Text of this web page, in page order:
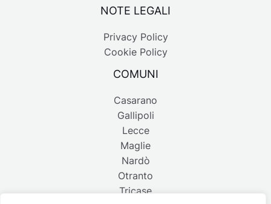
NOTE LEGALI
Privacy Policy
Cookie Policy
COMUNI
Casarano
Gallipoli
Lecce
Maglie
Nardò
Otranto
Tricase